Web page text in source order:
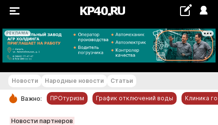
РЕКЛАМА
+16...+17 °С
РУБРИКИ
Новости Народные новости Статьи
Важно: ПРОтуризм График отключений воды Клиника
Новости партнеров